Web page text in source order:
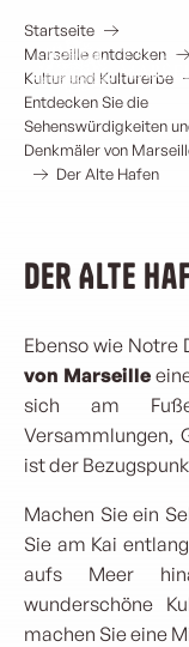
contenu
principal
Historisches
Startseite
Marseille entdecken
Kultur und Kulturerbe
Entdecken Sie die
Sehenswürdigkeiten
Denkmäler von
Der Alte Hafen
Der Alte
Ebenso wie
von Marseille
sich am
Versammlungen,
ist der
Machen Sie ein
Sie am Kai
aufs Meer
wunderschöne
machen Sie eine